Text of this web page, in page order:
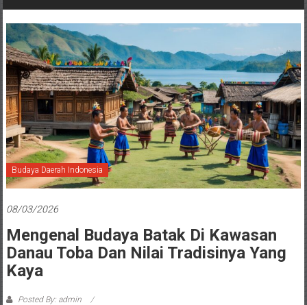
Budaya Daerah Indonesia
08/03/2026
Mengenal Budaya Batak Di Kawasan
Danau Toba Dan Nilai Tradisinya Yang
Kaya
Posted By: admin